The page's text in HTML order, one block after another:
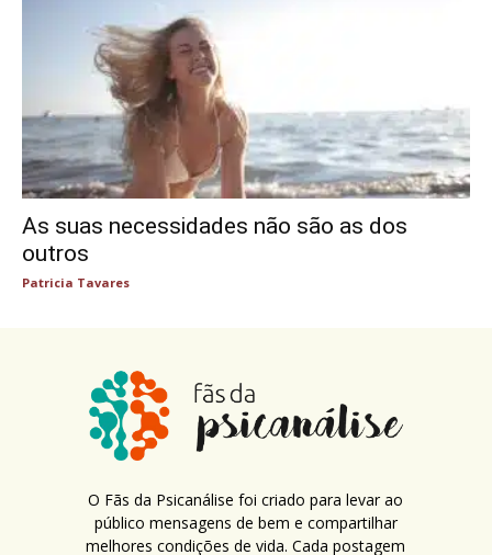
As suas necessidades não são as dos
outros
Patricia Tavares
O Fãs da Psicanálise foi criado para levar ao
público mensagens de bem e compartilhar
melhores condições de vida. Cada postagem